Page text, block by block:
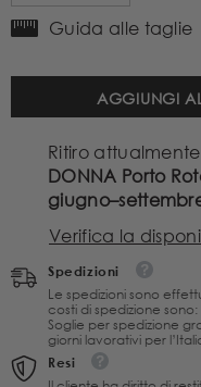
quantità
per
Love
Corto
Nero
quantità
Love
Abito
Corto
Nero
In
Pizzo
Guida alle taglie
AGGIUNGI
Ritiro
DONNA Porto
Verifica la
Spedizioni
Le spedizioni sono
costi di spedizione sono:
Soglie per spedizione
giorni lavorativi per
Resi